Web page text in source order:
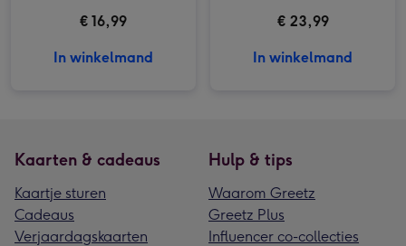
€ 16,99
In winkelmand
€ 23,99
In winkelmand
Kaarten & cadeaus
Kaartje sturen
Cadeaus
Verjaardagskaarten
Hulp & tips
Waarom Greetz
Greetz Plus
Influencer co-collecties